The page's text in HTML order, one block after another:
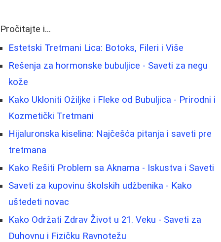
Pročitajte i...
Estetski Tretmani Lica: Botoks, Fileri i Više
Rešenja za hormonske bubuljice - Saveti za negu
kože
Kako Ukloniti Ožiljke i Fleke od Bubuljica - Prirodni i
Kozmetički Tretmani
Hijaluronska kiselina: Najčešća pitanja i saveti pre
tretmana
Kako Rešiti Problem sa Aknama - Iskustva i Saveti
Saveti za kupovinu školskih udžbenika - Kako
uštedeti novac
Kako Održati Zdrav Život u 21. Veku - Saveti za
Duhovnu i Fizičku Ravnotežu